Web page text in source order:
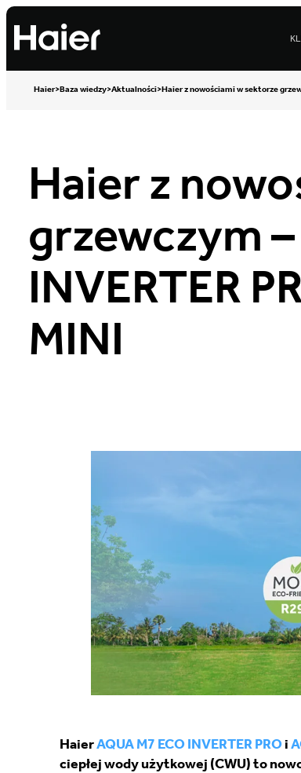
Haier>Baza wiedzy>Aktualności>Haier z nowościami w sektorze
Haier z
grzewczym
INVERTER
MINI
HaierAQUA M7 ECO INVERTER PROi
ciepłej wody użytkowej (CWU) to